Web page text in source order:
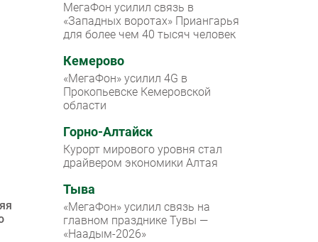
МегаФон усилил связь в
«Западных воротах» Приангарья
для более чем 40 тысяч человек
Кемерово
«МегаФон» усилил 4G в
Прокопьевске Кемеровской
области
Горно-Алтайск
Курорт мирового уровня стал
драйвером экономики Алтая
Тыва
«МегаФон» усилил связь на
главном празднике Тувы —
«Наадым-2026»